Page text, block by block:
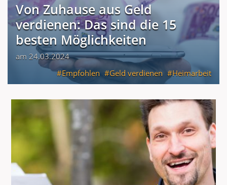
Von Zuhause aus Geld
verdienen: Das sind die 15
besten Möglichkeiten
am 24.03.2024
Empfohlen
Geld verdienen Heimarbeit